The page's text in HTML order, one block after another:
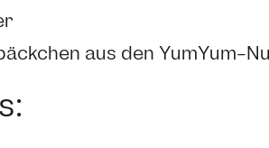
aus den YumYum-